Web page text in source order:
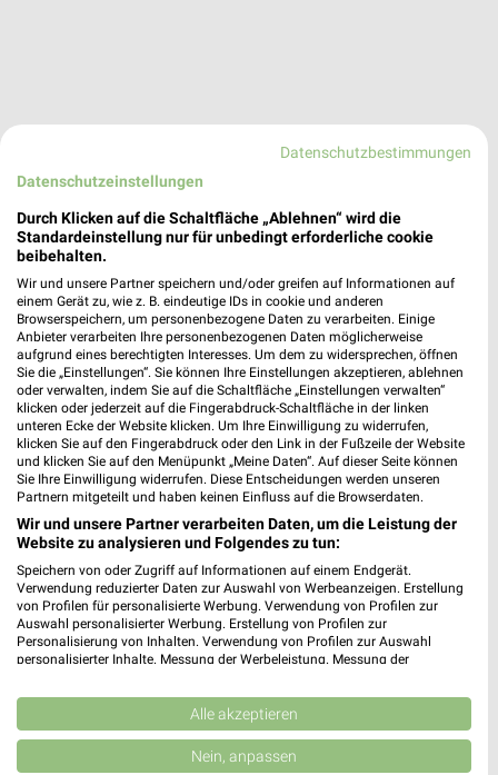
TEDi Angebote in Bischofsheim Darmstadt
Bischofsheim Darmstadt, Deutschland
449,34 km
TEDi Angebote in Rüsselsheim
Rüsselsheim, Deutschland
446,54 km
Sonderposten Angebote für Groß Gerau und
Umgebung
Jawoll Zimmermann
Datenschutzbestimmungen
Datenschutzeinstellungen
Durch Klicken auf die Schaltfläche „Ablehnen“ wird die
Standardeinstellung nur für unbedingt erforderliche cookie
beibehalten.
Wir und unsere Partner speichern und/oder greifen auf Informationen auf
einem Gerät zu, wie z. B. eindeutige IDs in cookie und anderen
Browserspeichern, um personenbezogene Daten zu verarbeiten. Einige
Anbieter verarbeiten Ihre personenbezogenen Daten möglicherweise
aufgrund eines berechtigten Interesses. Um dem zu widersprechen, öffnen
Sie die „Einstellungen“. Sie können Ihre Einstellungen akzeptieren, ablehnen
oder verwalten, indem Sie auf die Schaltfläche „Einstellungen verwalten“
klicken oder jederzeit auf die Fingerabdruck-Schaltfläche in der linken
unteren Ecke der Website klicken. Um Ihre Einwilligung zu widerrufen,
klicken Sie auf den Fingerabdruck oder den Link in der Fußzeile der Website
und klicken Sie auf den Menüpunkt „Meine Daten“. Auf dieser Seite können
Sie Ihre Einwilligung widerrufen. Diese Entscheidungen werden unseren
Partnern mitgeteilt und haben keinen Einfluss auf die Browserdaten.
Wir und unsere Partner verarbeiten Daten, um die Leistung der
Website zu analysieren und Folgendes zu tun:
Speichern von oder Zugriff auf Informationen auf einem Endgerät.
Verwendung reduzierter Daten zur Auswahl von Werbeanzeigen. Erstellung
von Profilen für personalisierte Werbung. Verwendung von Profilen zur
Auswahl personalisierter Werbung. Erstellung von Profilen zur
Personalisierung von Inhalten. Verwendung von Profilen zur Auswahl
personalisierter Inhalte. Messung der Werbeleistung. Messung der
Kombinationen von Daten aus verschiedenen Quellen. Entwicklung und
Verbesserung der Angebote. Verwendung reduzierter Daten zur Auswahl
von Inhalten.
Daten können außerhalb der Europäischen Union weitergegeben und in die
Alle akzeptieren
Nein, anpassen